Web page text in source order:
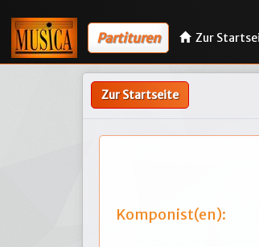
Partituren Zur
Zur Startseite
Komponist(en):